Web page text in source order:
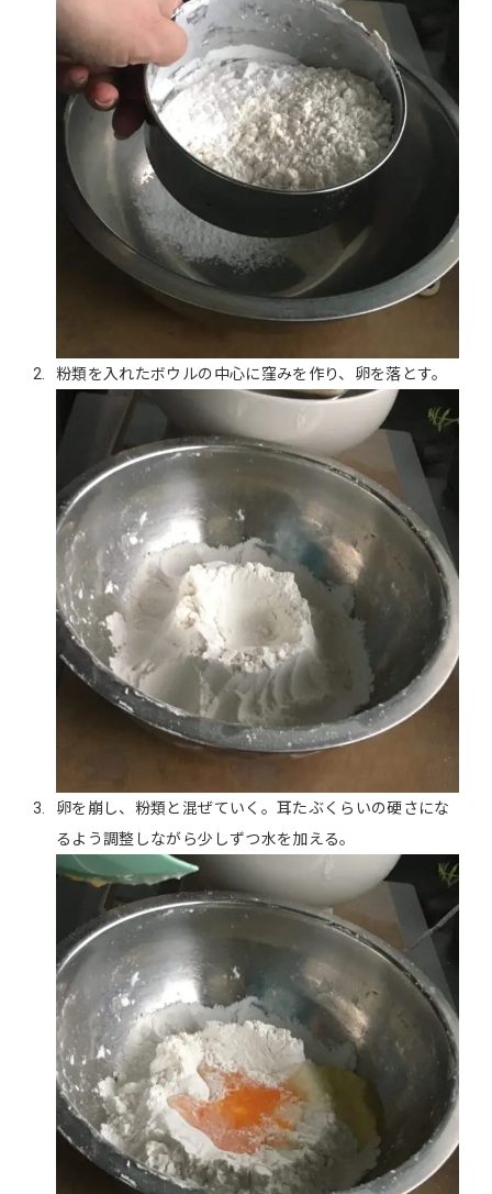
粉類を入れたボウルの中心に窪みを作り、卵を落とす。
卵を崩し、粉類と混ぜていく。耳たぶくらいの硬さにな
るよう調整しながら少しずつ水を加える。